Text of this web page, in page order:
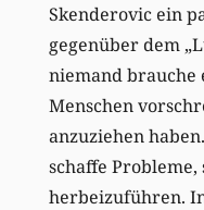
Skenderovic ein
gegenüber dem
niemand brauche
Menschen
anzuziehen
schaffe
herbeizuführen.